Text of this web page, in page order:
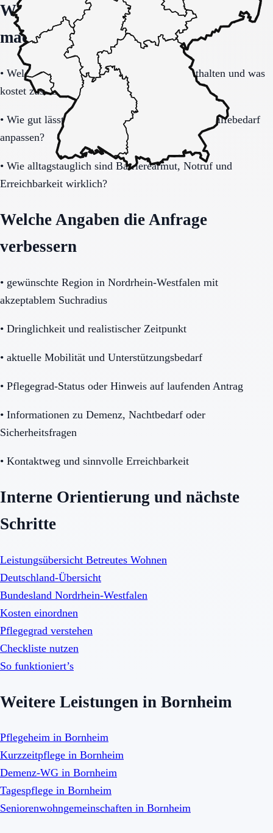
Welche Fragen den Unterschied
machen
• Welche Leistungen sind im Grundpaket enthalten und was
kostet zusätzlich?
• Wie gut lässt sich das Modell bei steigendem Hilfebedarf
anpassen?
• Wie alltagstauglich sind Barrierearmut, Notruf und
Erreichbarkeit wirklich?
Welche Angaben die Anfrage
verbessern
• gewünschte Region in Nordrhein-Westfalen mit
akzeptablem Suchradius
• Dringlichkeit und realistischer Zeitpunkt
• aktuelle Mobilität und Unterstützungsbedarf
• Pflegegrad-Status oder Hinweis auf laufenden Antrag
• Informationen zu Demenz, Nachtbedarf oder
Sicherheitsfragen
• Kontaktweg und sinnvolle Erreichbarkeit
Interne Orientierung und nächste
Schritte
Leistungsübersicht Betreutes Wohnen
Deutschland-Übersicht
Bundesland Nordrhein-Westfalen
Kosten einordnen
Pflegegrad verstehen
Checkliste nutzen
So funktioniert’s
Weitere Leistungen in Bornheim
Pflegeheim in Bornheim
Kurzzeitpflege in Bornheim
Demenz-WG in Bornheim
Tagespflege in Bornheim
Seniorenwohngemeinschaften in Bornheim